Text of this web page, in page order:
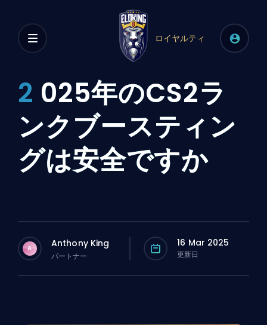
ロイヤルティ
2 025年のCS2ラ
ンクブースティン
グは安全ですか
A Anthony King
パートナー
16 Mar 2025
更新日